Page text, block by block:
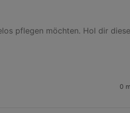
pflegen möchten. Hol dir
0